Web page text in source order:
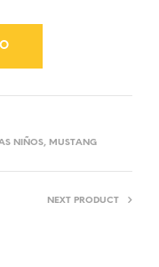
NIÑOS, MUSTANG
NEXT PRODUCT